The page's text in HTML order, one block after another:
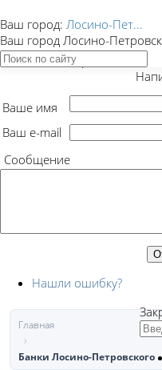
Есть предложение,
Ваше имя
Ваш e-mail
Сообщение
Нашли ошибку?
Ваш город: Лосино-Пет...
Ваш город Лосино-
Главная
Банки Лосино-Петровского